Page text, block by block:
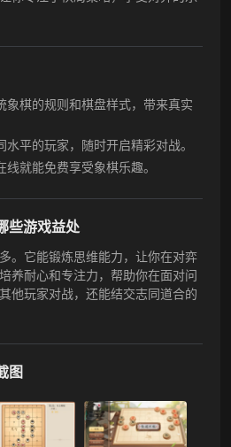
象棋的规则和棋盘样式，带来真实
水平的玩家，随时开启精彩对战。
线就能免费享受象棋乐趣。
些游戏益处
。它能锻炼思维能力，让你在对弈
养耐心和专注力，帮助你在面对问
他玩家对战，还能结交志同道合的
图